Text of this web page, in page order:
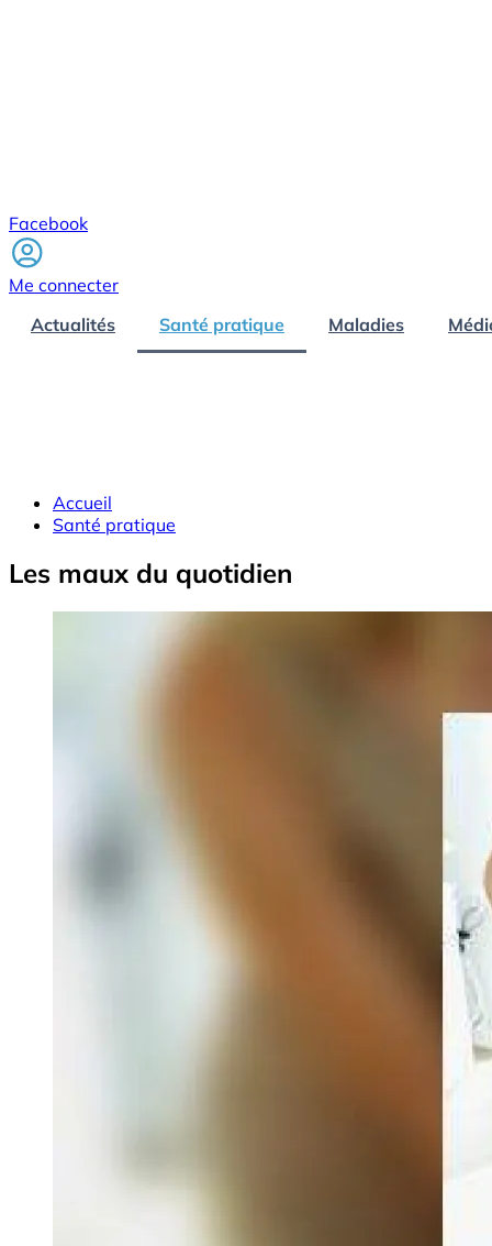
Facebook
Me connecter
Actualités
Santé pratique Maladies
Accueil
Santé pratique
Les maux du quotidien